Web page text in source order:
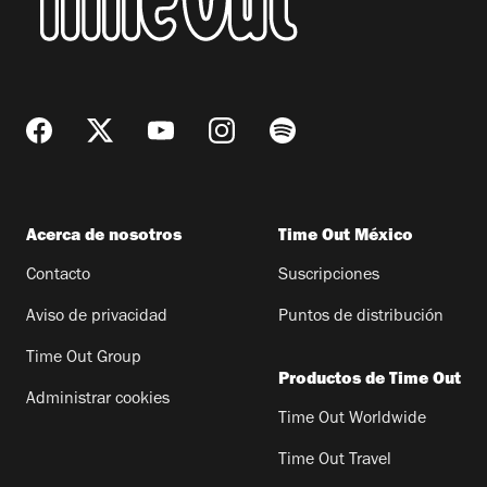
Acerca de nosotros
Contacto
Aviso de privacidad
Time Out Group
Administrar cookies
Time Out México
Suscripciones
Puntos de distribución
Productos de Time Out
Time Out Worldwide
Time Out Travel